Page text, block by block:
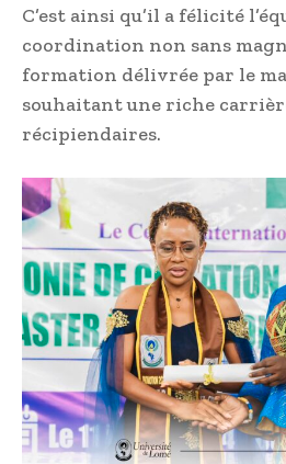
C’est ainsi qu’il a félicité
coordination non sans
formation délivrée par le
souhaitant une riche
récipiendaires.